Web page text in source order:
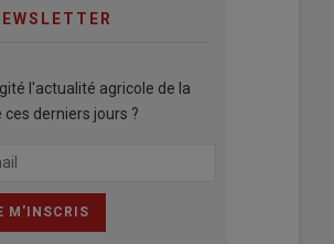
l'actualité agricole de la
ces derniers jours ?